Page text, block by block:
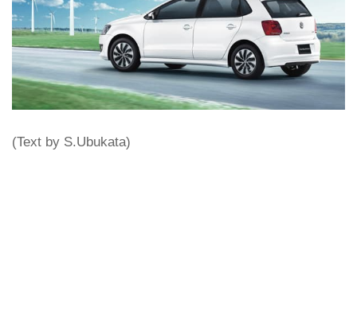
(Text by S.Ubukata)